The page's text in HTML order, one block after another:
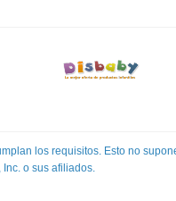
los requisitos. Esto no
o sus afiliados.